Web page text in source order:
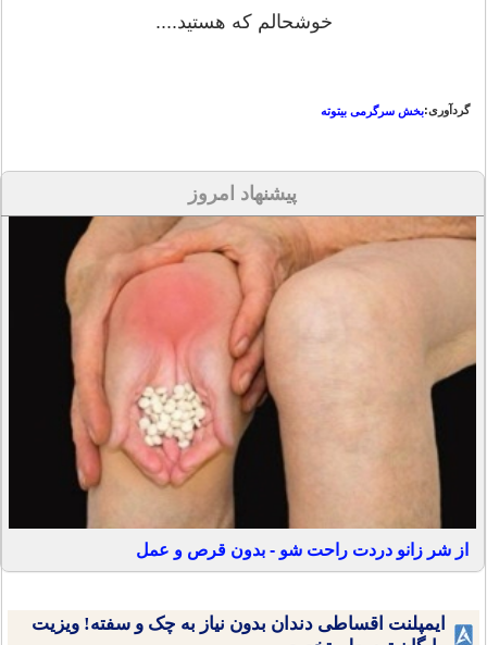
خوشحالم که هستید....
گردآوری:بخش سرگرمی بیتوته
پیشنهاد امروز
از شر زانو دردت راحت شو - بدون قرص و عمل
ایمپلنت اقساطی دندان بدون نیاز به چک و سفته! ویزیت